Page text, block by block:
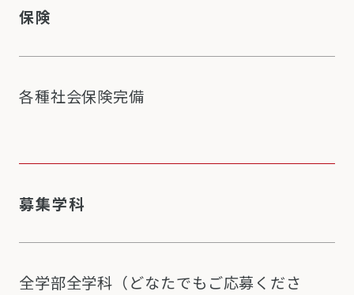
保険
各種社会保険完備
募集学科
全学部全学科（どなたでもご応募くださ